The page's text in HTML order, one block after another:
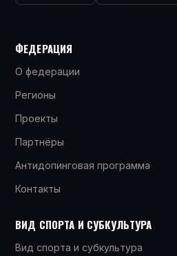
ФЕДЕРАЦИЯ
О федерации
Регионы
Проекты
Партнёры
Антидопинговая программа
Контакты
ВИД СПОРТА И СУБКУЛЬТУРА
Вид спорта и субкультура